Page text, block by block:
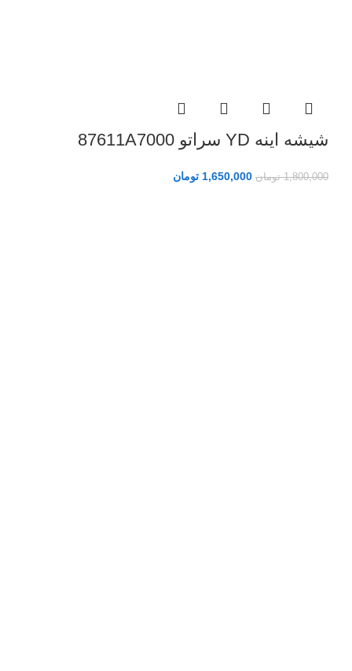
شیشه اینه YD سراتو 87611A7000
1,800,000 تومان 1,650,000 تومان